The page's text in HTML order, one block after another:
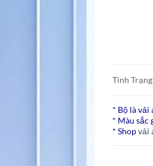
Tình Trạng
* Bộ là vải
* Màu sắc
* Shopvải